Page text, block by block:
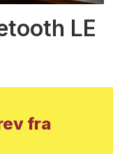
LE
fra